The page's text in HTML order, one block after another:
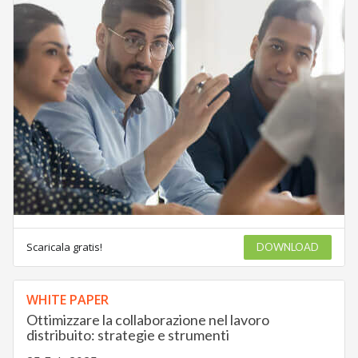
Scaricala gratis! DOWNLOAD
WHITE PAPER
Ottimizzare la collaborazione nel lavoro
distribuito: strategie e strumenti